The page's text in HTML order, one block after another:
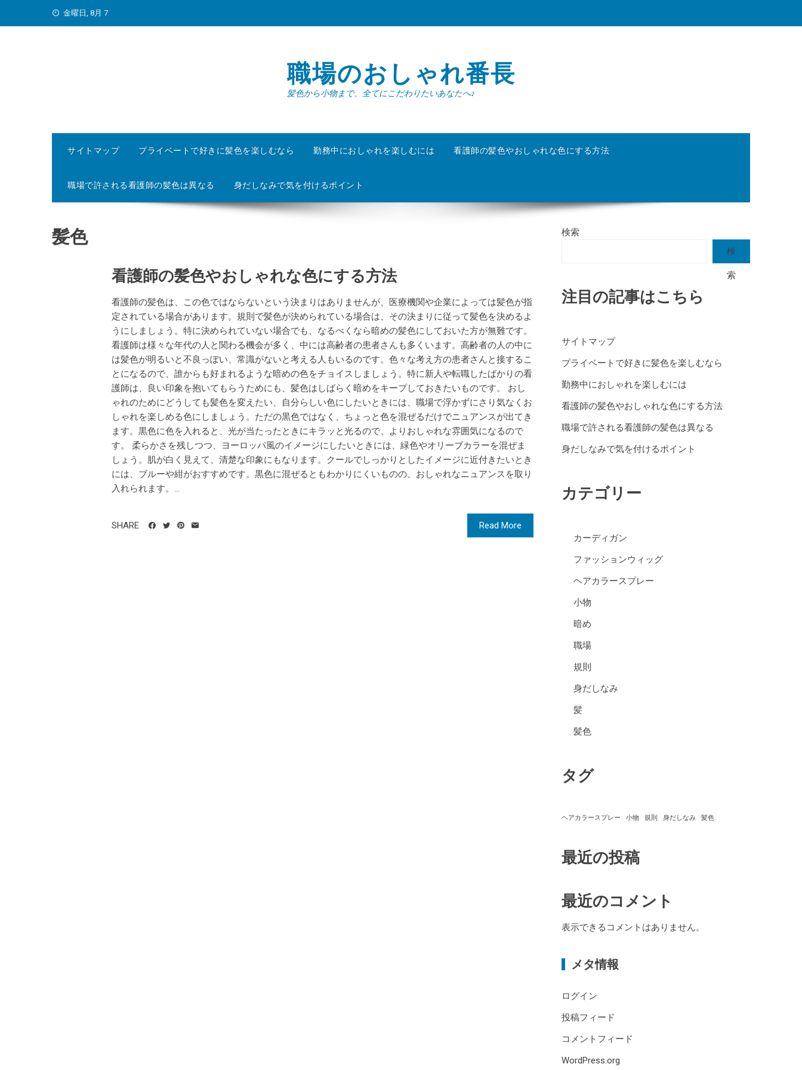
金曜日, 8月 7
職場のおしゃれ番長
髪色から小物まで、全てにこだわりたいあなたへ♪
サイトマップ プライベートで好きに髪色を楽しむなら 勤務中におしゃれを楽しむには 看護師の髪色やおしゃれな色にする方法
職場で許される看護師の髪色は異なる 身だしなみで気を付けるポイント
髪色
看護師の髪色やおしゃれな色にする方法
看護師の髪色は、この色ではならないという決まりはありませんが、医療機関や企業によっては髪色が指
定されている場合があります。規則で髪色が決められている場合は、その決まりに従って髪色を決めるよ
うにしましょう。特に決められていない場合でも、なるべくなら暗めの髪色にしておいた方が無難です。
看護師は様々な年代の人と関わる機会が多く、中には高齢者の患者さんも多くいます。高齢者の人の中に
は髪色が明るいと不良っぽい、常識がないと考える人もいるのです。色々な考え方の患者さんと接するこ
とになるので、誰からも好まれるような暗めの色をチョイスしましょう。特に新人や転職したばかりの看
護師は、良い印象を抱いてもらうためにも、髪色はしばらく暗めをキープしておきたいものです。 おし
ゃれのためにどうしても髪色を変えたい、自分らしい色にしたいときには、職場で浮かずにさり気なくお
しゃれを楽しめる色にしましょう。ただの黒色ではなく、ちょっと色を混ぜるだけでニュアンスが出てき
ます。黒色に色を入れると、光が当たったときにキラッと光るので、よりおしゃれな雰囲気になるので
す。 柔らかさを残しつつ、ヨーロッパ風のイメージにしたいときには、緑色やオリーブカラーを混ぜま
しょう。肌が白く見えて、清楚な印象にもなります。クールでしっかりとしたイメージに近付きたいとき
には、ブルーや紺がおすすめです。黒色に混ぜるともわかりにくいものの、おしゃれなニュアンスを取り
入れられます。...
Read More
SHARE
検索
検
索
注目の記事はこちら
サイトマップ
プライベートで好きに髪色を楽しむなら
勤務中におしゃれを楽しむには
看護師の髪色やおしゃれな色にする方法
職場で許される看護師の髪色は異なる
身だしなみで気を付けるポイント
カテゴリー
カーディガン
ファッションウィッグ
ヘアカラースプレー
小物
暗め
職場
規則
身だしなみ
髪
髪色
タグ
ヘアカラースプレー 小物 規則 身だしなみ 髪色
最近の投稿
最近のコメント
表示できるコメントはありません。
メタ情報
ログイン
投稿フィード
コメントフィード
WordPress.org